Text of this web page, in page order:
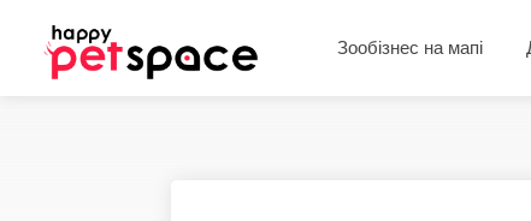
Зообізнес на мапі